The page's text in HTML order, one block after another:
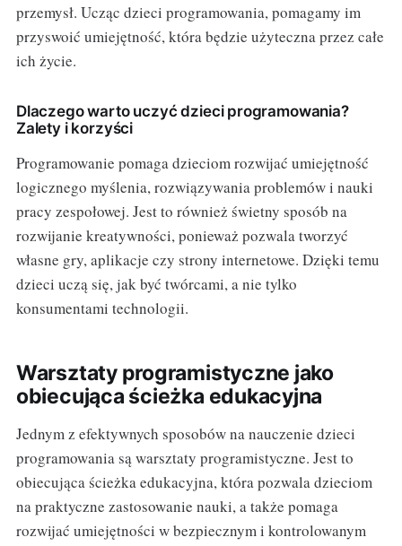
przemysł. Ucząc dzieci programowania, pomagamy im
przyswoić umiejętność, która będzie użyteczna przez całe
ich życie.
Dlaczego warto uczyć dzieci programowania?
Zalety i korzyści
Programowanie pomaga dzieciom rozwijać umiejętność
logicznego myślenia, rozwiązywania problemów i nauki
pracy zespołowej. Jest to również świetny sposób na
rozwijanie kreatywności, ponieważ pozwala tworzyć
własne gry, aplikacje czy strony internetowe. Dzięki temu
dzieci uczą się, jak być twórcami, a nie tylko
konsumentami technologii.
Warsztaty programistyczne jako
obiecująca ścieżka edukacyjna
Jednym z efektywnych sposobów na nauczenie dzieci
programowania są warsztaty programistyczne. Jest to
obiecująca ścieżka edukacyjna, która pozwala dzieciom
na praktyczne zastosowanie nauki, a także pomaga
rozwijać umiejętności w bezpiecznym i kontrolowanym